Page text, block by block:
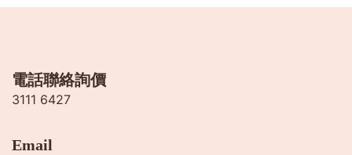
電話聯絡詢價
3111 6427
Email